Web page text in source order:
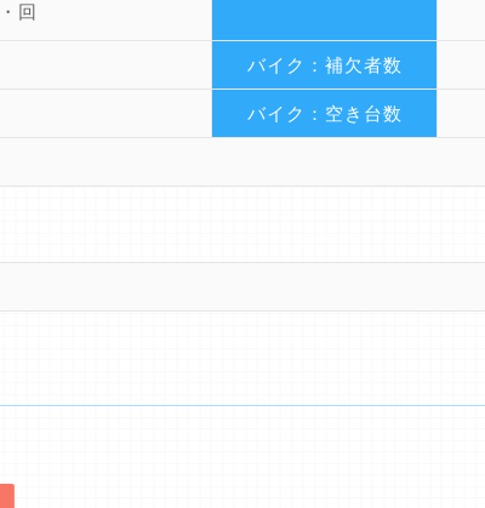
回
バイク：補欠者数
バイク：空き台数